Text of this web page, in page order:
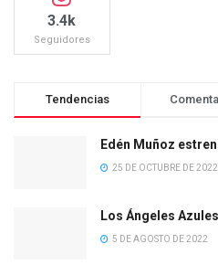
3.4k
Seguidores
Tendencias
Edén Muñoz
25 DE OCTUBRE DE 2022
Los Ángeles
5 DE AGOSTO DE 2022